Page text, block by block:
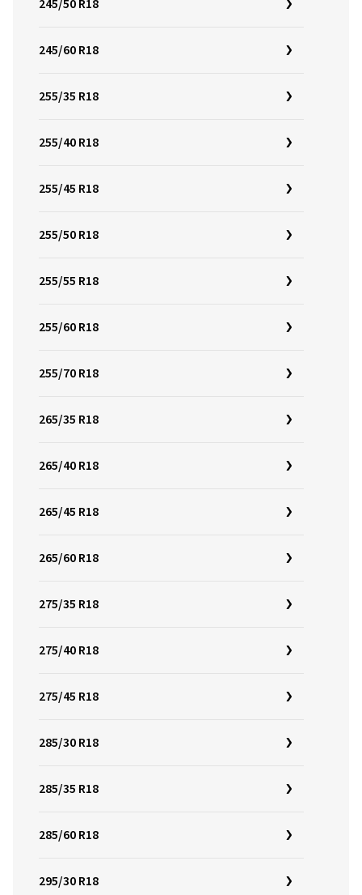
245/50 R18
245/60 R18
255/35 R18
255/40 R18
255/45 R18
255/50 R18
255/55 R18
255/60 R18
255/70 R18
265/35 R18
265/40 R18
265/45 R18
265/60 R18
275/35 R18
275/40 R18
275/45 R18
285/30 R18
285/35 R18
285/60 R18
295/30 R18